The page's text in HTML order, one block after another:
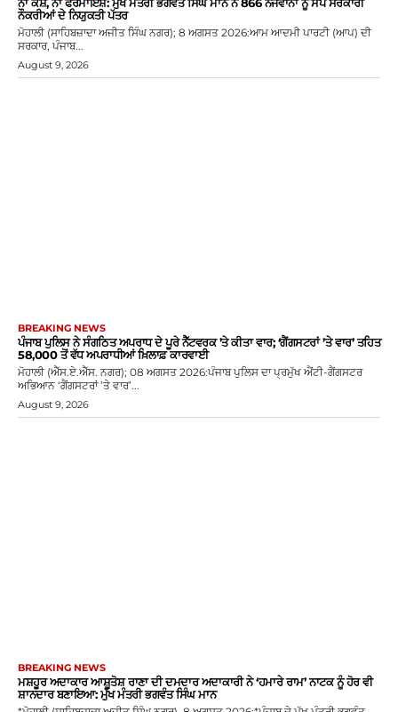
ਨੌਕਰੀਆਂ ਦੇ ਨਿਯੁਕਤੀ ਪੱਤਰ
ਮੋਹਾਲੀ (ਸਾਹਿਬਜ਼ਾਦਾ ਅਜੀਤ ਸਿੰਘ ਨਗਰ); 8 ਅਗਸਤ 2026:ਆਮ ਆਦਮੀ ਪਾਰਟੀ (ਆਪ) ਦੀ
ਸਰਕਾਰ, ਪੰਜਾਬ...
August 9, 2026
BREAKING NEWS
ਪੰਜਾਬ ਪੁਲਿਸ ਨੇ ਸੰਗਠਿਤ ਅਪਰਾਧ ਦੇ ਪੂਰੇ ਨੈੱਟਵਰਕ ’ਤੇ ਕੀਤਾ ਵਾਰ; ‘ਗੈਂਗਸਟਰਾਂ ’ਤੇ ਵਾਰ’ ਤਹਿਤ
58,000 ਤੋਂ ਵੱਧ ਅਪਰਾਧੀਆਂ ਖ਼ਿਲਾਫ਼ ਕਾਰਵਾਈ
ਮੋਹਾਲੀ (ਐੱਸ.ਏ.ਐੱਸ. ਨਗਰ); 08 ਅਗਸਤ 2026:ਪੰਜਾਬ ਪੁਲਿਸ ਦਾ ਪ੍ਰਮੁੱਖ ਐਂਟੀ-ਗੈਂਗਸਟਰ
ਅਭਿਆਨ ‘ਗੈਂਗਸਟਰਾਂ ’ਤੇ ਵਾਰ’...
August 9, 2026
BREAKING NEWS
ਮਸ਼ਹੂਰ ਅਦਾਕਾਰ ਆਸ਼ੂਤੋਸ਼ ਰਾਣਾ ਦੀ ਦਮਦਾਰ ਅਦਾਕਾਰੀ ਨੇ ‘ਹਮਾਰੇ ਰਾਮ’ ਨਾਟਕ ਨੂੰ ਹੋਰ ਵੀ
ਸ਼ਾਨਦਾਰ ਬਣਾਇਆ: ਮੁੱਖ ਮੰਤਰੀ ਭਗਵੰਤ ਸਿੰਘ ਮਾਨ